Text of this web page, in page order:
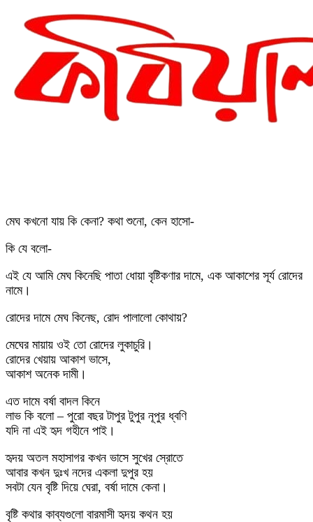
মেঘ কখনো যায় কি কেনা? কথা শুনো, কেন হাসো-
কি যে বলো-
এই যে আমি মেঘ কিনেছি পাতা ধোয়া বৃষ্টিকণার দামে, এক আকাশের সূর্য রোদের
নামে।
রোদের দামে মেঘ কিনেছ, রোদ পালালো কোথায়?
মেঘের মায়ায় ওই তো রোদের লুকাচুরি।
রোদের খেয়ায় আকাশ ভাসে,
আকাশ অনেক দামী।
এত দামে বর্ষা বাদল কিনে
লাভ কি বলো – পুরো বছর টাপুর টুপুর নূপুর ধ্বণি
যদি না এই হৃদ গহীনে পাই।
হৃদয় অতল মহাসাগর কখন ভাসে সুখের স্রোতে
আবার কখন দুঃখ নদের একলা দুপুর হয়
সবটা যেন বৃষ্টি দিয়ে ঘেরা, বর্ষা দামে কেনা।
বৃষ্টি কথার কাব্যগুলো বারমাসী হৃদয় কথন হয়